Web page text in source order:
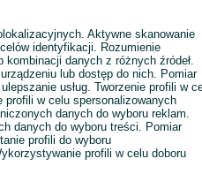
Wyślij wiadomość
Aktywne skanowanie
identyfikacji. Rozumienie
danych z różnych źródeł.
lub dostęp do nich. Pomiar
usług. Tworzenie profili w
profili w celu spersonalizowanych
danych do wyboru reklam.
danych do wyboru treści. Pomiar
profili do wyboru
profili w celu doboru